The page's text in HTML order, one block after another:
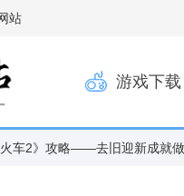
站
游戏下载
车2》攻略——去旧迎新成就